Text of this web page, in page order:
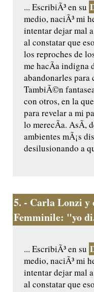
... EscribiÃ³ en su
medio, naciÃ³ mi
intentar dejar mal
al constatar que
los reproches de
me hacÃ­a indigna
abandonarles
TambiÃ©n
con otros, en la
para revelar a mi
lo merecÃ­a. AsÃ­,
ambientes mÃ¡s
desilusionando a
5. - Carla Lonzi y
Femminile: "yo
... EscribiÃ³ en su
medio, naciÃ³ mi
intentar dejar mal
al constatar que